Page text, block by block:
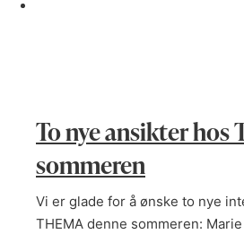
To nye ansikter hos
sommeren
Vi er glade for å ønske to nye
THEMA denne sommeren: